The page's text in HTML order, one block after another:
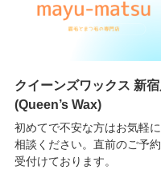
クイーンズワックス 新
(Queen’s Wax)
初めてで不安な方はお気軽
相談ください。直前のご予
受付けております。